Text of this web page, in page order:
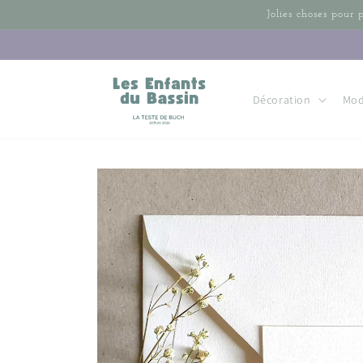
au
Jolies choses
Décoration
Passer aux
informations
produits